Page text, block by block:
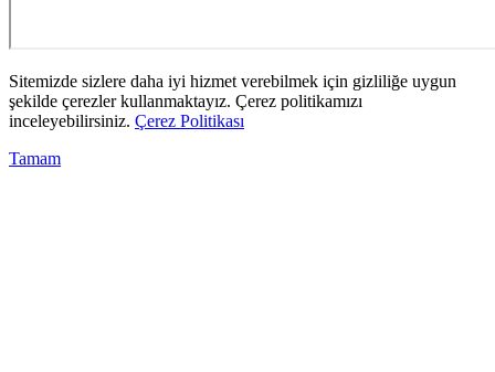
Sitemizde sizlere daha iyi hizmet verebilmek için gizliliğe uygun
şekilde çerezler kullanmaktayız. Çerez politikamızı
inceleyebilirsiniz. Çerez Politikası
Tamam